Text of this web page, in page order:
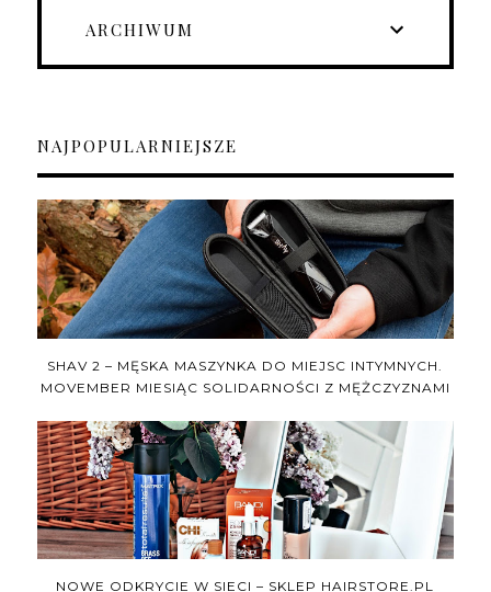
ARCHIWUM
NAJPOPULARNIEJSZE
SHAV 2 – MĘSKA MASZYNKA DO MIEJSC INTYMNYCH.
MOVEMBER MIESIĄC SOLIDARNOŚCI Z MĘŻCZYZNAMI
NOWE ODKRYCIE W SIECI – SKLEP HAIRSTORE.PL